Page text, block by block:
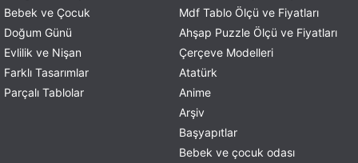
Bebek ve Çocuk
Doğum Günü
Evlilik ve Nişan
Farklı Tasarımlar
Parçalı Tablolar
Mdf Tablo Ölçü ve Fiyatları
Ahşap Puzzle Ölçü ve Fiyatları
Çerçeve Modelleri
Atatürk
Anime
Arşiv
Başyapıtlar
Bebek ve çocuk odası